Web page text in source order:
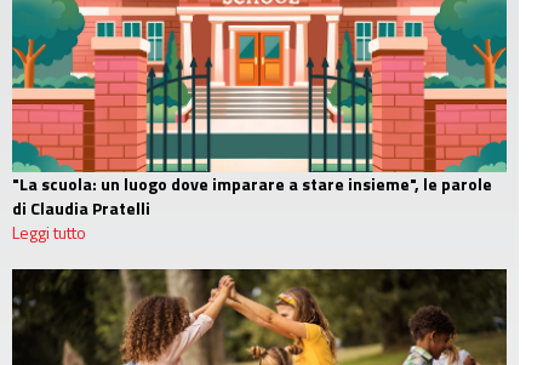
"La scuola: un luogo dove imparare a stare insieme", le parole
di Claudia Pratelli
Leggi tutto